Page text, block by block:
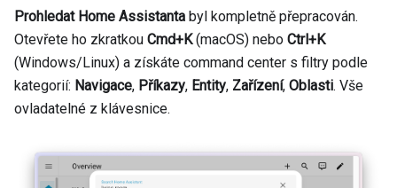
Prohledat Home Assistanta byl kompletně přepracován.
Otevřete ho zkratkou Cmd+K(macOS) nebo Ctrl+K
(Windows/Linux) a získáte command center s filtry podle
kategorií: Navigace, Příkazy, Entity, Zařízení, Oblasti. Vše
ovladatelné z klávesnice.